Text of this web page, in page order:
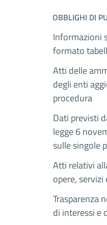
OBBLIGHI DI
Informazioni
formato
Atti delle
degli enti
procedura
Dati previsti
legge 6
sulle singole
Atti relativi
opere,
Trasparenza
di interessi e